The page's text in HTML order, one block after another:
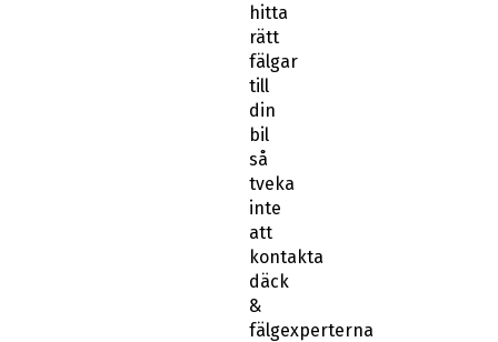
hitta
rätt
fälgar
till
din
bil
så
tveka
inte
att
kontakta
däck
&
fälgexperterna